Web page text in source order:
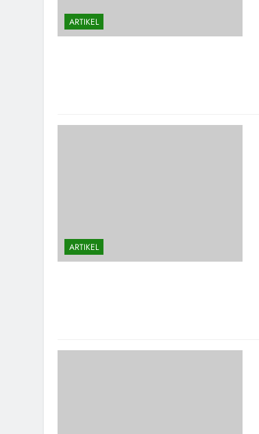
ARTIKEL
ARTIKEL